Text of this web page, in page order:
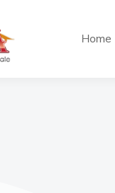
Home